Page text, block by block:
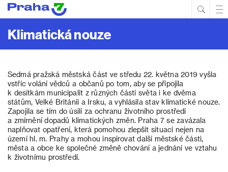
Klimatická nouze
Sedmá pražská městská část ve středu 22. května 2019 vyšla
vstříc volání vědců a občanů po tom, aby se připojila
k desítkám municipalit z různých částí světa i ke dvěma
státům, Velké Británii a Irsku, a vyhlásila stav klimatické nouze.
Zapojila se tím do úsilí za ochranu životního prostředí
a zmírnění dopadů klimatických změn. Praha 7 se zavázala
naplňovat opatření, která pomohou zlepšit situaci nejen na
území hl. m. Prahy a mohou inspirovat další městské části,
města a obce ke společné změně chování a jednání ve vztahu
k životnímu prostředí.